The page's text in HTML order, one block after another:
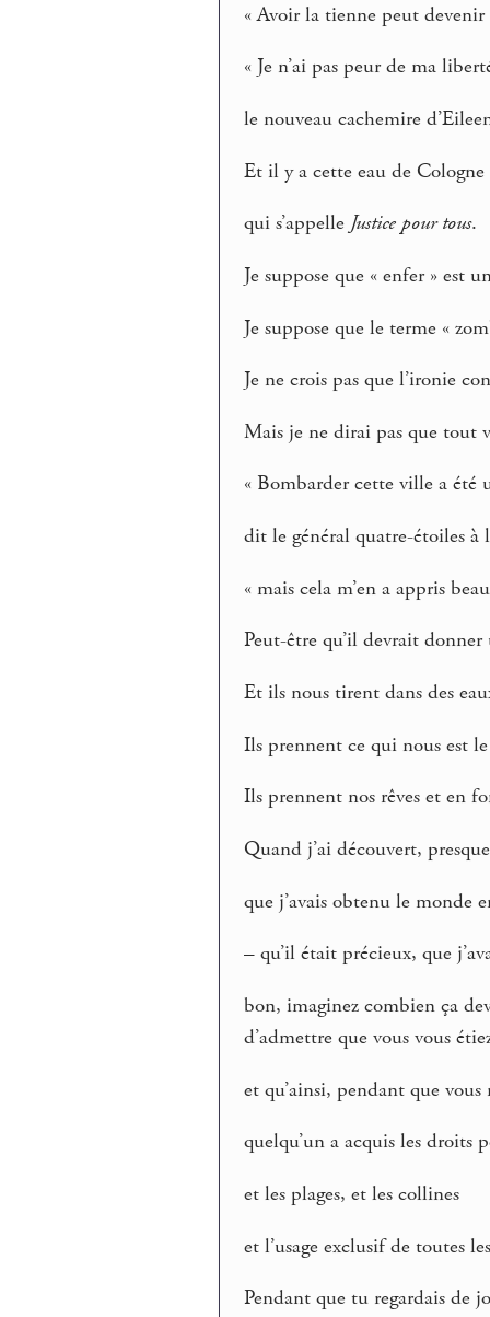
« Avoir la tienne peut
« Je n’ai pas peur de ma
le nouveau cachemire
Et il y a cette eau de
qui s’appelle Justice pour tous.
Je suppose que « enfer » est
Je suppose que le terme «
Je ne crois pas que l’ironie
Mais je ne dirai pas que tout
« Bombarder cette ville a été
dit le général quatre-étoiles à
« mais cela m’en a appris
Peut-être qu’il devrait
Et ils nous tirent dans des
Ils prennent ce qui nous est
Ils prennent nos rêves et en
Quand j’ai découvert,
que j’avais obtenu le monde
– qu’il était précieux, que
bon, imaginez combien ça
d’admettre que vous vous
et qu’ainsi, pendant que
quelqu’un a acquis les droits
et les plages, et les collines
et l’usage exclusif de toutes
Pendant que tu regardais de